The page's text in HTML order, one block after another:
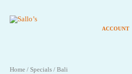
naar
Home / Specials / Bali